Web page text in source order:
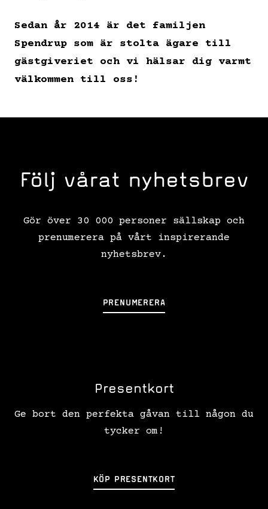
Sedan år 2014 är det familjen
Spendrup som är stolta ägare till
gästgiveriet och vi hälsar dig varmt
välkommen till oss!
Följ vårat nyhetsbrev
Gör över 30 000 personer sällskap och
prenumerera på vårt inspirerande
nyhetsbrev.
PRENUMERERA
Presentkort
Ge bort den perfekta gåvan till någon du
tycker om!
KÖP PRESENTKORT